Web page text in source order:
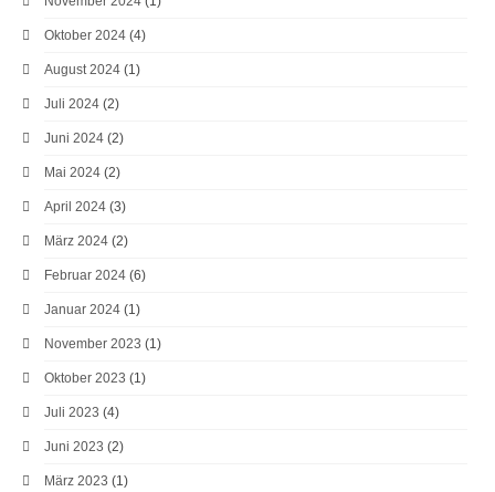
Oktober 2024 (4)
August 2024 (1)
Juli 2024 (2)
Juni 2024 (2)
Mai 2024 (2)
April 2024 (3)
März 2024 (2)
Februar 2024 (6)
Januar 2024 (1)
November 2023 (1)
Oktober 2023 (1)
Juli 2023 (4)
Juni 2023 (2)
März 2023 (1)